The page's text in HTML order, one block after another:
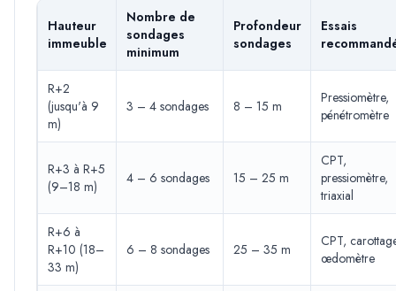
Hauteur
immeuble
Nombre de
sondages
minimum
Profondeur
sondages
Essais
R+2
(jusqu'à 9
m)
3 – 4 sondages 8 – 15 m
Pressiomètre,
pénétromètre
R+3 à R+5
(9–18 m)
4 – 6 sondages 15 – 25 m
CPT,
pressiomètre,
triaxial
R+6 à
R+10 (18–
33 m)
6 – 8 sondages 25 – 35 m
CPT,
œdomètre